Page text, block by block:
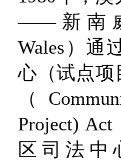
——新南
Wales）通
心（试点项
（
Project)
区司法中